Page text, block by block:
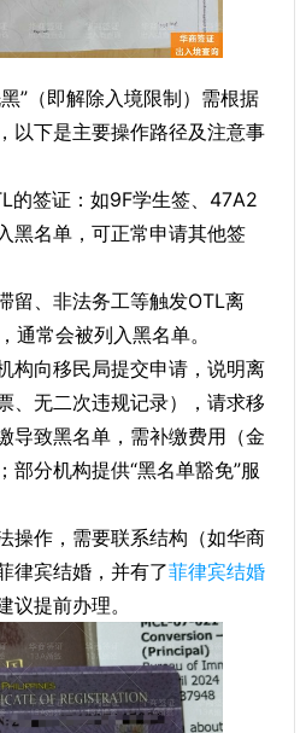
”（即解除入境限制）需根据
以下是主要操作路径及注意事
的签证​：如9F学生签、47A2
黑名单，可正常申请其他签
留、非法务工等触发OTL离
，通常会被列入黑名单。
构向移民局提交申请，说明离
、无二次违规记录），请求移
导致黑名单，需补缴费用（金
部分机构提供“黑名单豁免”服
操作，需要联系结构（如华商
律宾结婚，并有了菲律宾结婚
议提前办理。